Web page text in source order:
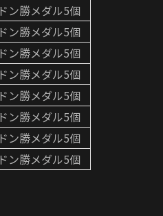
ドン勝メダル5個
ドン勝メダル5個
ドン勝メダル5個
ドン勝メダル5個
ドン勝メダル5個
ドン勝メダル5個
ドン勝メダル5個
ドン勝メダル5個